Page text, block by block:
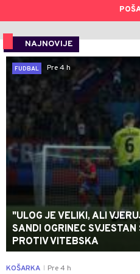
NAJNOVIJE
FUDBAL
Pre 4 h
"ULOG JE VELIKI, ALI
SANDI OGRINEC
PROTIV VITEBSKA
KOŠARKA Pre 4 h